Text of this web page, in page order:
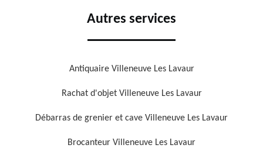
Autres services
Antiquaire Villeneuve Les Lavaur
Rachat d'objet Villeneuve Les Lavaur
Débarras de grenier et cave Villeneuve Les Lavaur
Brocanteur Villeneuve Les Lavaur